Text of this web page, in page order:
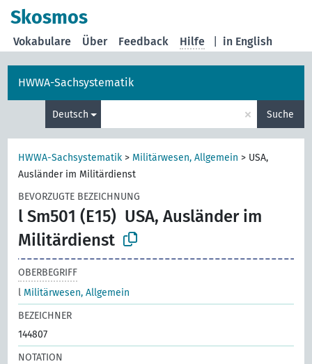
Skosmos
in English
Vokabulare Über Feedback Hilfe
HWWA-Sachsystematik
Deutsch × Suche
HWWA-Sachsystematik > Militärwesen, Allgemein > USA,
Ausländer im Militärdienst
BEVORZUGTE BEZEICHNUNG
l Sm501 (E15) USA, Ausländer im
Militärdienst
OBERBEGRIFF
l Militärwesen, Allgemein
BEZEICHNER
144807
NOTATION